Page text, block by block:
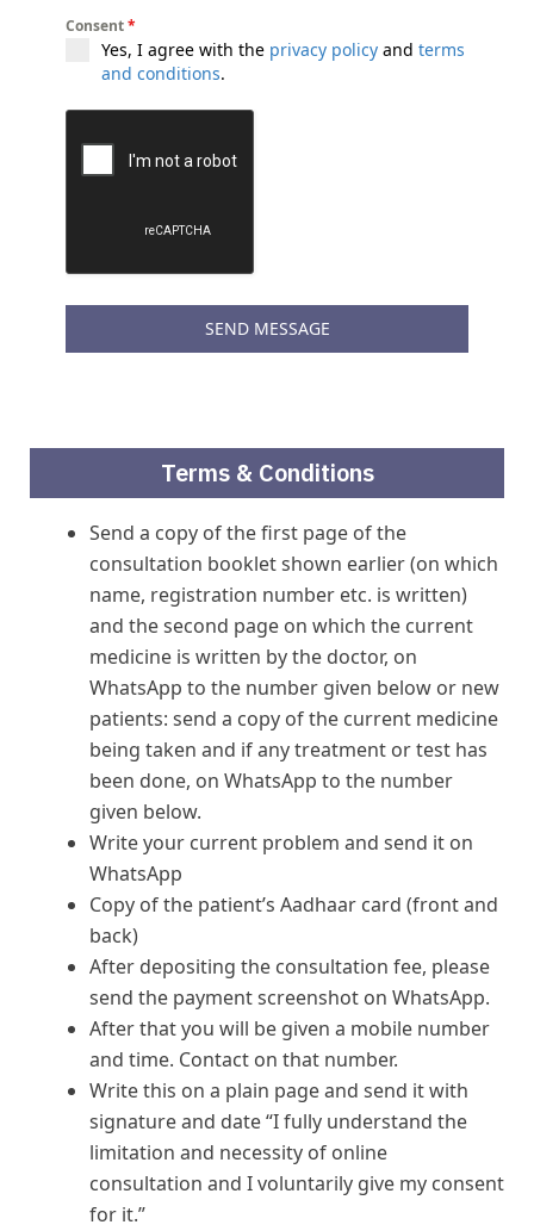
Consent*
Yes, I agree with the privacy policy and terms
and conditions.
SEND MESSAGE
Terms & Conditions
Send a copy of the first page of the
consultation booklet shown earlier (on which
name, registration number etc. is written)
and the second page on which the current
medicine is written by the doctor, on
WhatsApp to the number given below or new
patients: send a copy of the current medicine
being taken and if any treatment or test has
been done, on WhatsApp to the number
given below.
Write your current problem and send it on
WhatsApp
Copy of the patient’s Aadhaar card (front and
back)
After depositing the consultation fee, please
send the payment screenshot on WhatsApp.
After that you will be given a mobile number
and time. Contact on that number.
Write this on a plain page and send it with
signature and date “I fully understand the
limitation and necessity of online
consultation and I voluntarily give my consent
for it.”